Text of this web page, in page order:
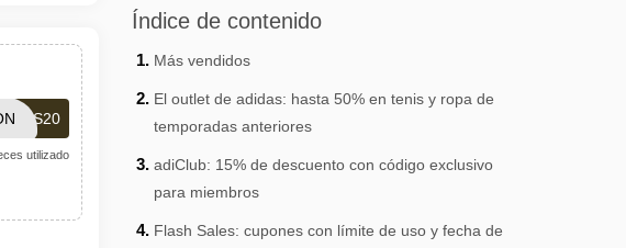
utilizado
Índice de contenido
Más vendidos
El outlet de adidas: hasta 50% en tenis y ropa de
temporadas anteriores
adiClub: 15% de descuento con código exclusivo
para miembros
Flash Sales: cupones con límite de uso y fecha de